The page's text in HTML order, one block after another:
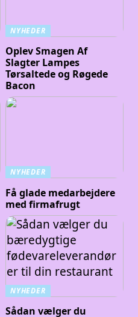
NYHEDER
Oplev Smagen Af
Slagter Lampes
Tørsaltede og Røgede
Bacon
NYHEDER
Få glade medarbejdere
med firmafrugt
NYHEDER
Sådan vælger du